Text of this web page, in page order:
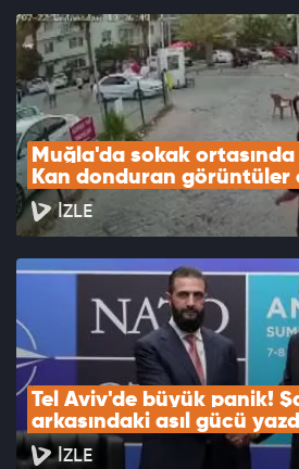
Muğla'da sokak ortasında
Kan donduran görüntüler
İZLE
Tel Aviv'de büyük panik!
arkasındaki asıl gücü
İZLE